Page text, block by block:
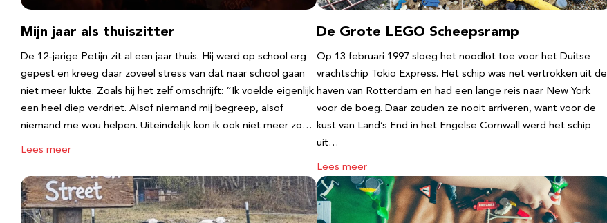
Mijn jaar als thuiszitter
De 12-jarige Petijn zit al een jaar thuis. Hij werd op school erg
gepest en kreeg daar zoveel stress van dat naar school gaan
niet meer lukte. Zoals hij het zelf omschrijft: “Ik voelde eigenlijk
een heel diep verdriet. Alsof niemand mij begreep, alsof
niemand me wou helpen. Uiteindelijk kon ik ook niet meer zo…
Lees meer
De Grote LEGO Scheepsramp
Op 13 februari 1997 sloeg het noodlot toe voor het Duitse
vrachtschip Tokio Express. Het schip was net vertrokken uit de
haven van Rotterdam en had een lange reis naar New York
voor de boeg. Daar zouden ze nooit arriveren, want voor de
kust van Land’s End in het Engelse Cornwall werd het schip
uit…
Lees meer